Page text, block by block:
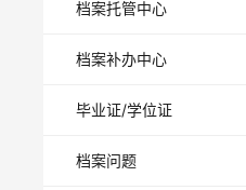
档案托管中心
档案补办中心
毕业证/学位证
档案问题